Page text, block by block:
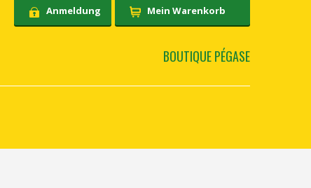
BOUTIQUE PÉGASE
Anmeldung Mein Warenkorb